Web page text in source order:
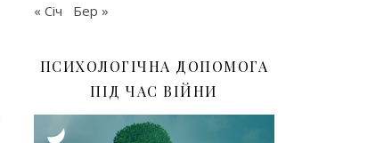
« Січ Бер »
ПСИХОЛОГІЧНА ДОПОМОГА
ПІД ЧАС ВІЙНИ